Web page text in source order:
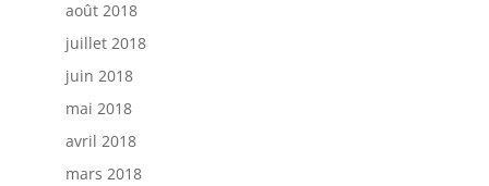
août 2018
juillet 2018
juin 2018
mai 2018
avril 2018
mars 2018